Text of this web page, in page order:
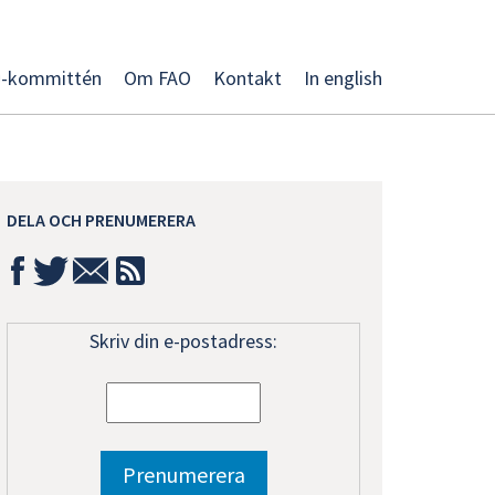
kommittén Om FAO Kontakt In english
DELA OCH PRENUMERERA
Skriv din e-postadress: